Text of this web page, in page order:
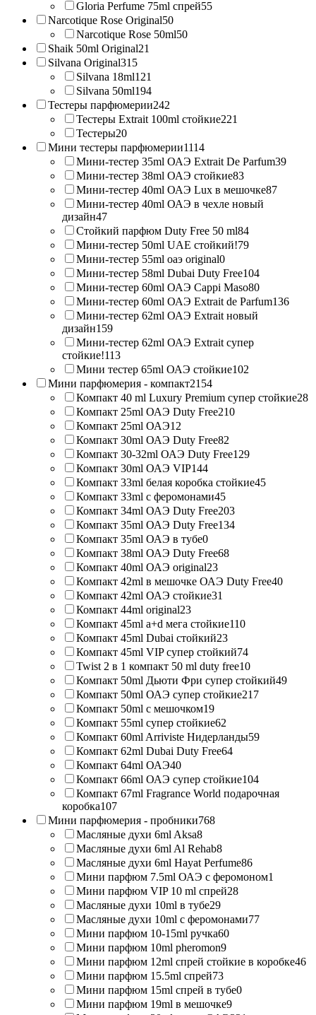
Gloria Perfume 75ml спрей55
Narcotique Rose Original50
Narcotique Rose 50ml50
Shaik 50ml Original21
Silvana Original315
Silvana 18ml121
Silvana 50ml194
Тестеры парфюмерии242
Тестеры Extrait 100ml стойкие221
Тестеры20
Мини тестеры парфюмерии1114
Мини-тестер 35ml ОАЭ Extrait De Parfum39
Мини-тестер 38ml ОАЭ стойкие83
Мини-тестер 40ml ОАЭ Lux в мешочке87
Мини-тестер 40ml ОАЭ в чехле новый
дизайн47
Стойкий парфюм Duty Free 50 ml84
Мини-тестер 50ml UAE стойкий!79
Мини-тестер 55ml оаэ original0
Мини-тестер 58ml Dubai Duty Free104
Мини-тестер 60ml ОАЭ Cappi Maso80
Мини-тестер 60ml ОАЭ Extrait de Parfum136
Мини-тестер 62ml ОАЭ Extrait новый
дизайн159
Мини-тестер 62ml ОАЭ Extrait супер
стойкие!113
Мини тестер 65ml ОАЭ стойкие102
Мини парфюмерия - компакт2154
Компакт 40 ml Luxury Premium супер стойкие28
Компакт 25ml ОАЭ Duty Free210
Компакт 25ml ОАЭ12
Компакт 30ml ОАЭ Duty Free82
Компакт 30-32ml ОАЭ Duty Free129
Компакт 30ml ОАЭ VIP144
Компакт 33ml белая коробка стойкие45
Компакт 33ml с феромонами45
Компакт 34ml ОАЭ Duty Free203
Компакт 35ml ОАЭ Duty Free134
Компакт 35ml ОАЭ в тубе0
Компакт 38ml ОАЭ Duty Free68
Компакт 40ml ОАЭ original23
Компакт 42ml в мешочке ОАЭ Duty Free40
Компакт 42ml ОАЭ стойкие31
Компакт 44ml original23
Компакт 45ml a+d мега стойкие110
Компакт 45ml Dubai стойкий23
Компакт 45ml VIP супер стойкий74
Twist 2 в 1 компакт 50 ml duty free10
Компакт 50ml Дьюти Фри супер стойкий49
Компакт 50ml ОАЭ супер стойкие217
Компакт 50ml с мешочком19
Компакт 55ml супер стойкие62
Компакт 60ml Arriviste Нидерланды59
Компакт 62ml Dubai Duty Free64
Компакт 64ml ОАЭ40
Компакт 66ml ОАЭ супер стойкие104
Компакт 67ml Fragrance World подарочная
коробка107
Мини парфюмерия - пробники768
Масляные духи 6ml Aksa8
Масляные духи 6ml Al Rehab8
Масляные духи 6ml Hayat Perfume86
Мини парфюм 7.5ml ОАЭ с феромоном1
Мини парфюм VIP 10 ml спрей28
Масляные духи 10ml в тубе29
Масляные духи 10ml с феромонами77
Мини парфюм 10-15ml ручка60
Мини парфюм 10ml pheromon9
Мини парфюм 12ml спрей стойкие в коробке46
Мини парфюм 15.5ml спрей73
Мини парфюм 15ml спрей в тубе0
Мини парфюм 19ml в мешочке9